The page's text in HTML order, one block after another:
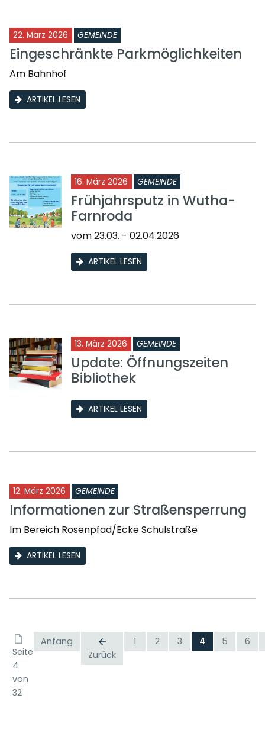
22. März 2026 GEMEINDE
Eingeschränkte Parkmöglichkeiten
Am Bahnhof
ARTIKEL LESEN
16. März 2026 GEMEINDE
Frühjahrsputz in Wutha-
Farnroda
vom 23.03. - 02.04.2026
ARTIKEL LESEN
13. März 2026 GEMEINDE
Update: Öffnungszeiten
Bibliothek
ARTIKEL LESEN
12. März 2026 GEMEINDE
Informationen zur Straßensperrung
Im Bereich Rosenpfad/Ecke Schulstraße
ARTIKEL LESEN
Seite
4
von
32
Anfang
Zurück
1 2 3 4 5 6